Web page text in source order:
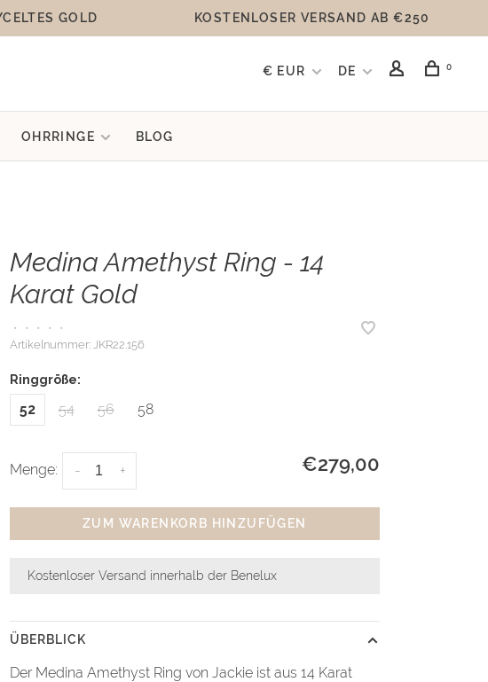
GOLD KOSTENLOSER VERSAND AB €250
€ EUR DE 0
OHRRINGE BLOG
Medina Amethyst Ring - 14
Karat Gold
• • • •
•
Artikelnummer:JKR22.156
Ringgröße:
52 54 56 58
Menge: +
- €279,00
ZUM WARENKORB HINZUFÜGEN
Kostenloser Versand innerhalb der Benelux
ÜBERBLICK
Der Medina Amethyst Ring von Jackie ist aus 14 Karat